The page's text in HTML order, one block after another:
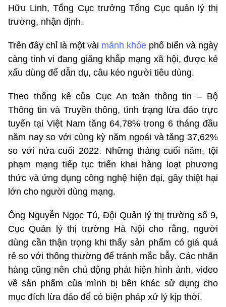
Hữu Linh, Tổng Cục trưởng Tổng Cục quản lý thị
trường, nhận định.
Trên đây chỉ là một vài mánh khóe phổ biến và ngày
càng tinh vi đang giăng khắp mạng xã hội, được kẻ
xấu dùng để dẫn dụ, câu kéo người tiêu dùng.
Theo thống kê của Cục An toàn thông tin – Bộ
Thông tin và Truyền thông, tình trạng lừa đảo trực
tuyến tại Việt Nam tăng 64,78% trong 6 tháng đầu
năm nay so với cùng kỳ năm ngoái và tăng 37,62%
so với nửa cuối 2022. Những tháng cuối năm, tội
phạm mạng tiếp tục triển khai hàng loạt phương
thức và ứng dụng công nghệ hiện đại, gây thiệt hại
lớn cho người dùng mạng.
Ông Nguyễn Ngọc Tú, Đội Quản lý thị trường số 9,
Cục Quản lý thị trường Hà Nội cho rằng, người
dùng cần thận trọng khi thấy sản phẩm có giá quá
rẻ so với thông thường để tránh mắc bẫy. Các nhãn
hàng cũng nên chủ động phát hiện hình ảnh, video
về sản phẩm của mình bị bên khác sử dụng cho
mục đích lừa đảo để có biện pháp xử lý kịp thời.